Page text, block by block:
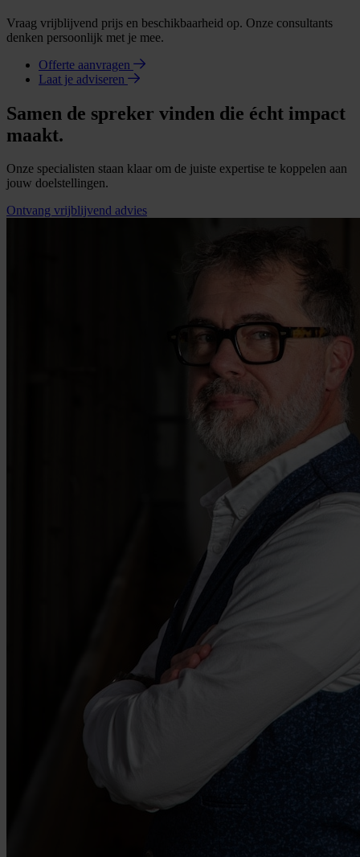
Vraag vrijblijvend prijs en beschikbaarheid op. Onze consultants
denken persoonlijk met je mee.
Offerte aanvragen
Laat je adviseren
Samen de spreker vinden die écht impact
maakt.
Onze specialisten staan klaar om de juiste expertise te koppelen aan
jouw doelstellingen.
Ontvang vrijblijvend advies